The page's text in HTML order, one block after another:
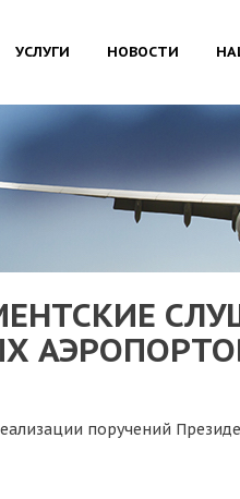
УСЛУГИ НОВОСТИ
поручений